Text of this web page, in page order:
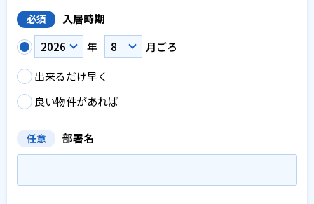
必須
入居時期
年
月ごろ
出来るだけ早く
良い物件があれば
任意 部署名